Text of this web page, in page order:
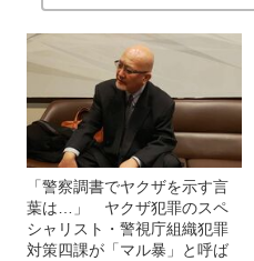
「警察調書でヤクザを示す言
葉は…」 ヤクザ犯罪のスペ
シャリスト・警視庁組織犯罪
対策四課が「マル暴」と呼ば